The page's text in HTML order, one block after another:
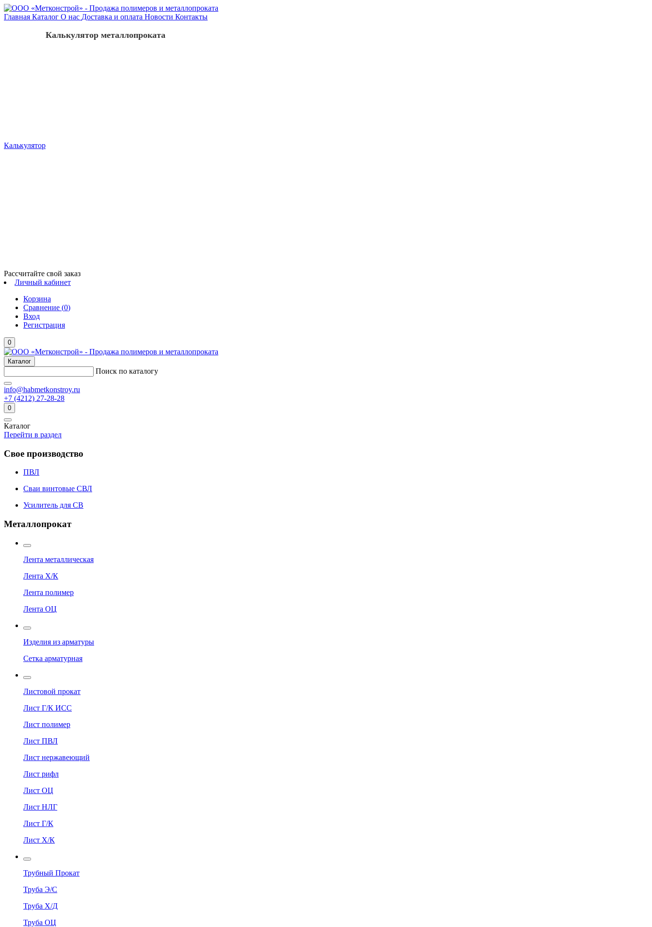
Главная Каталог О нас Доставка и оплата Новости Контакты
Калькулятор
Калькулятор металлопроката
Рассчитайте свой заказ
Личный кабинет
Корзина
Сравнение (0)
Вход
Регистрация
0
Каталог
Поиск по каталогу
info@habmetkonstroy.ru
+7 (4212) 27-28-28
0
Каталог
Перейти в раздел
Свое производство
ПВЛ
Сваи винтовые СВЛ
Усилитель для СВ
Металлопрокат
Лента металлическая
Лента Х/К
Лента полимер
Лента ОЦ
Изделия из арматуры
Сетка арматурная
Листовой прокат
Лист Г/К ИСС
Лист полимер
Лист ПВЛ
Лист нержавеющий
Лист рифл
Лист ОЦ
Лист НЛГ
Лист Г/К
Лист Х/К
Трубный Прокат
Труба Э/С
Труба Х/Д
Труба ОЦ